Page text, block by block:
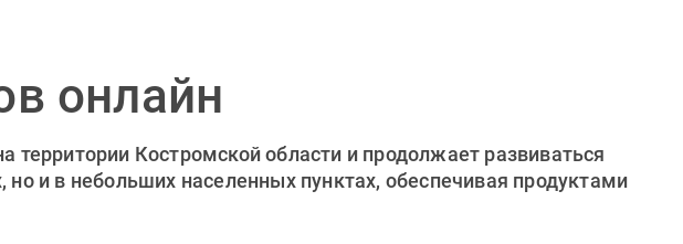
онлайн
Костромской области и продолжает развиваться
и в небольших населенных пунктах, обеспечивая продуктами